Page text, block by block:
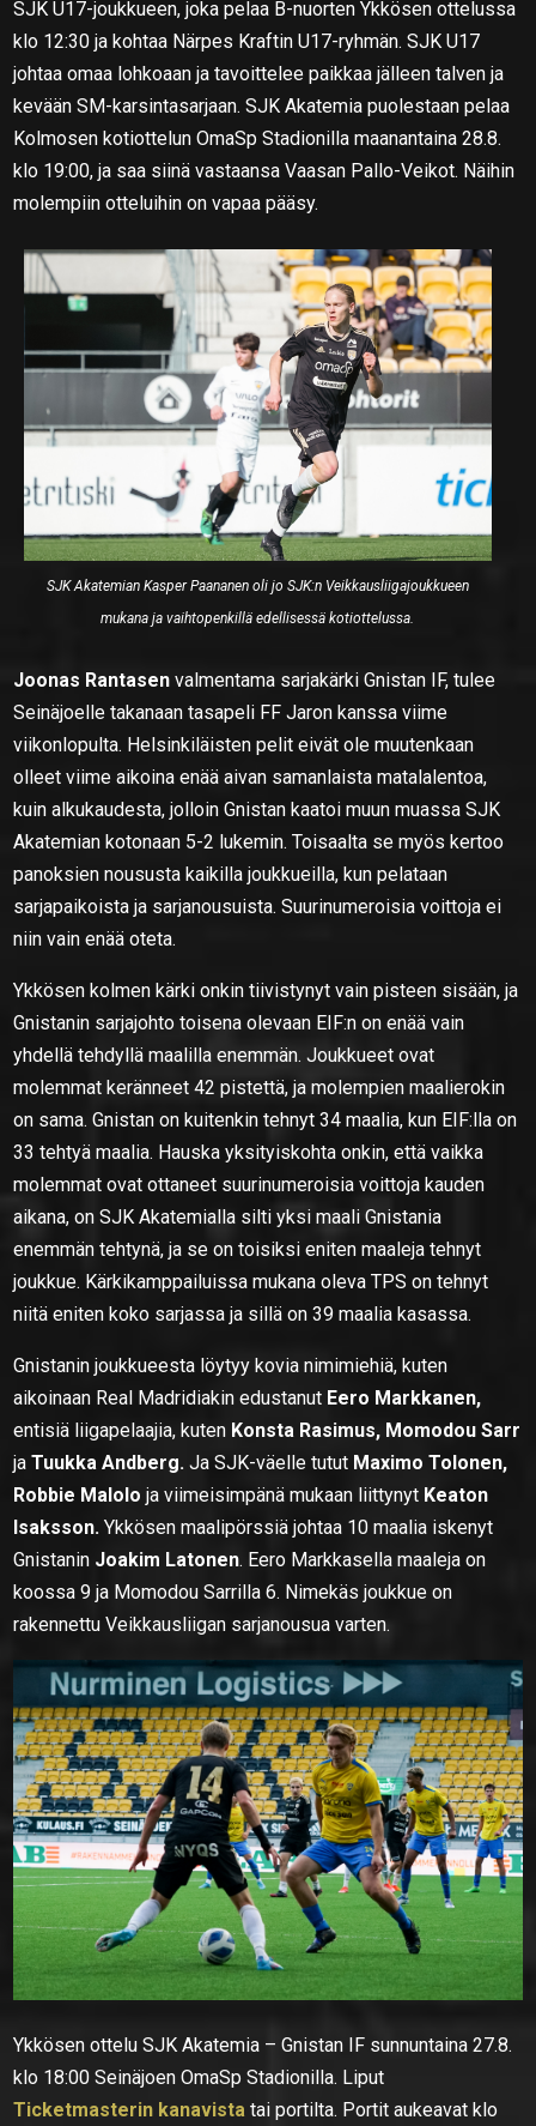
SJK U17-joukkueen, joka pelaa B-nuorten Ykkösen ottelussa
klo 12:30 ja kohtaa Närpes Kraftin U17-ryhmän. SJK U17
johtaa omaa lohkoaan ja tavoittelee paikkaa jälleen talven ja
kevään SM-karsintasarjaan. SJK Akatemia puolestaan pelaa
Kolmosen kotiottelun OmaSp Stadionilla maanantaina 28.8.
klo 19:00, ja saa siinä vastaansa Vaasan Pallo-Veikot. Näihin
molempiin otteluihin on vapaa pääsy.
SJK Akatemian Kasper Paananen oli jo SJK:n Veikkausliigajoukkueen
mukana ja vaihtopenkillä edellisessä kotiottelussa.
Joonas Rantasen valmentama sarjakärki Gnistan IF, tulee
Seinäjoelle takanaan tasapeli FF Jaron kanssa viime
viikonlopulta. Helsinkiläisten pelit eivät ole muutenkaan
olleet viime aikoina enää aivan samanlaista matalalentoa,
kuin alkukaudesta, jolloin Gnistan kaatoi muun muassa SJK
Akatemian kotonaan 5-2 lukemin. Toisaalta se myös kertoo
panoksien noususta kaikilla joukkueilla, kun pelataan
sarjapaikoista ja sarjanousuista. Suurinumeroisia voittoja ei
niin vain enää oteta.
Ykkösen kolmen kärki onkin tiivistynyt vain pisteen sisään, ja
Gnistanin sarjajohto toisena olevaan EIF:n on enää vain
yhdellä tehdyllä maalilla enemmän. Joukkueet ovat
molemmat keränneet 42 pistettä, ja molempien maalierokin
on sama. Gnistan on kuitenkin tehnyt 34 maalia, kun EIF:lla on
33 tehtyä maalia. Hauska yksityiskohta onkin, että vaikka
molemmat ovat ottaneet suurinumeroisia voittoja kauden
aikana, on SJK Akatemialla silti yksi maali Gnistania
enemmän tehtynä, ja se on toisiksi eniten maaleja tehnyt
joukkue. Kärkikamppailuissa mukana oleva TPS on tehnyt
niitä eniten koko sarjassa ja sillä on 39 maalia kasassa.
Gnistanin joukkueesta löytyy kovia nimimiehiä, kuten
aikoinaan Real Madridiakin edustanut Eero Markkanen,
entisiä liigapelaajia, kuten Konsta Rasimus, Momodou Sarr
jaTuukka Andberg. Ja SJK-väelle tutut Maximo Tolonen,
Robbie Malolo ja viimeisimpänä mukaan liittynyt Keaton
Isaksson. Ykkösen maalipörssiä johtaa 10 maalia iskenyt
Gnistanin Joakim Latonen. Eero Markkasella maaleja on
koossa 9 ja Momodou Sarrilla 6. Nimekäs joukkue on
rakennettu Veikkausliigan sarjanousua varten.
Ykkösen ottelu SJK Akatemia – Gnistan IF sunnuntaina 27.8.
klo 18:00 Seinäjoen OmaSp Stadionilla. Liput
Ticketmasterin kanavista tai portilta. Portit aukeavat klo